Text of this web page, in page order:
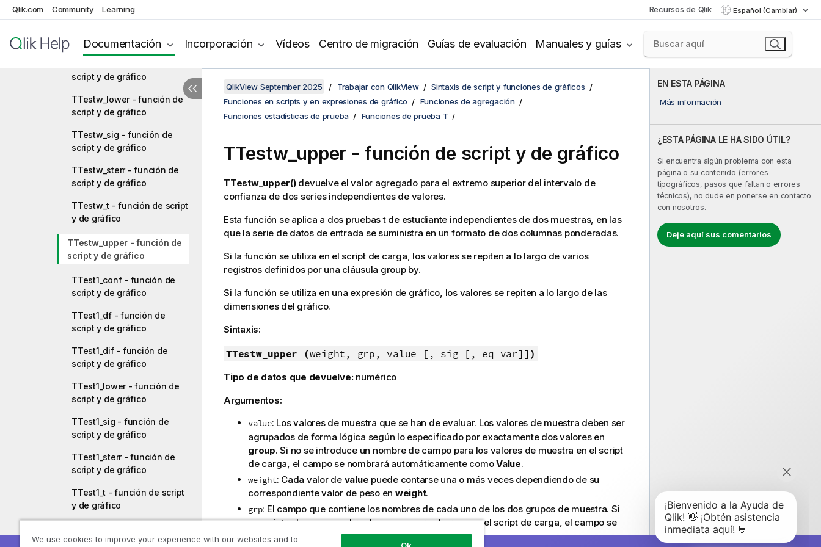
Qlik.com Community Learning Recursos de Qlik Español (Cambiar)
Documentación Incorporación Vídeos Centro de migración Guías de evaluación Manuales y guías
script y de gráfico
script y de gráfico
script y de gráfico
TTestw_lower - función de
script y de gráfico
TTestw_sig - función de
script y de gráfico
TTestw_sterr - función de
script y de gráfico
TTestw_t - función de script
y de gráfico
TTestw_upper - función de
script y de gráfico
TTest1_conf - función de
script y de gráfico
TTest1_df - función de
script y de gráfico
TTest1_dif - función de
script y de gráfico
TTest1_lower - función de
script y de gráfico
TTest1_sig - función de
script y de gráfico
TTest1_sterr - función de
script y de gráfico
TTest1_t - función de script
y de gráfico
script y de gráfico
EN ESTA PÁGINA
Más información
¿ESTA PÁGINA LE HA SIDO ÚTIL?
Si encuentra algún problema con esta
página o su contenido (errores
tipográficos, pasos que faltan o errores
técnicos), no dude en ponerse en contacto
con nosotros.
Deje aquí sus comentarios
QlikView September 2025 Trabajar con QlikView
Sintaxis de script y funciones de gráficos
Funciones en scripts y en expresiones de gráfico
Funciones de agregación
Funciones estadísticas de prueba
Funciones de prueba T
TTestw_upper - función de script y de gráfico
TTestw_upper()devuelve el valor agregado para el extremo superior del intervalo de
confianza de dos series independientes de valores.
Esta función se aplica a dos pruebas t de estudiante independientes de dos muestras, en las
que la serie de datos de entrada se suministra en un formato de dos columnas ponderadas.
Si la función se utiliza en el script de carga, los valores se repiten a lo largo de varios
registros definidos por una cláusula group by.
Si la función se utiliza en una expresión de gráfico, los valores se repiten a lo largo de las
dimensiones del gráfico.
Sintaxis:
TTestw_upper (weight, grp, value [, sig [, eq_var]] )
Tipo de datos que devuelve: numérico
Argumentos:
value: Los valores de muestra que se han de evaluar. Los valores de muestra deben ser
agrupados de forma lógica según lo especificado por exactamente dos valores en
group. Si no se introduce un nombre de campo para los valores de muestra en el script
de carga, el campo se nombrará automáticamente comoValue.
weight: Cada valor de value puede contarse una o más veces dependiendo de su
correspondiente valor de peso en weight.
grp: El campo que contiene los nombres de cada uno de los dos grupos de muestra. Si
no se introduce un nombre de campo para el grupo en el script de carga, el campo se
nombrará automáticamente comoType.
We use cookies to improve your experience with our websites and to